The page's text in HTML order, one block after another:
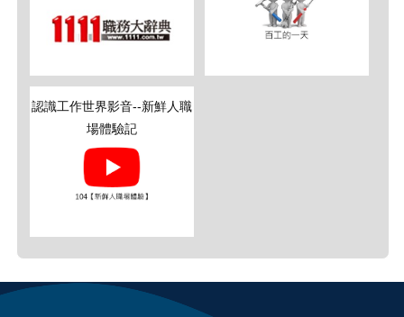
認識工作世界影音--新鮮人職
場體驗記